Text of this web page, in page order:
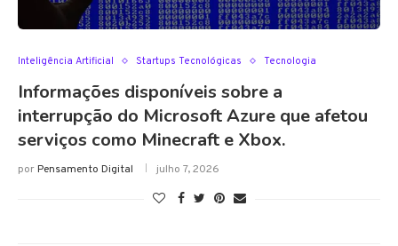
Inteligência Artificial Startups Tecnológicas Tecnologia
Informações disponíveis sobre a
interrupção do Microsoft Azure que afetou
serviços como Minecraft e Xbox.
porPensamento Digital julho 7, 2026